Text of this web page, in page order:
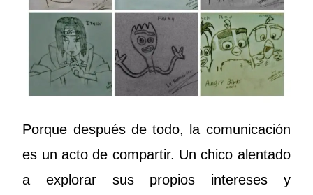
Porque después de todo, la comunicación
es un acto de compartir. Un chico alentado
a explorar sus propios intereses y